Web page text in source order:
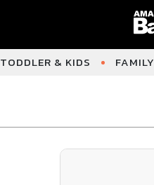
TODDLER & KIDS FAMILY